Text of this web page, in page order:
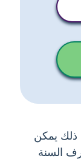
ذلك يمكن
السنة